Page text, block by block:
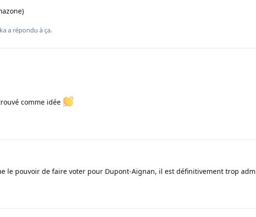
a répondu à ça.
comme idée
le pouvoir de faire voter pour Dupont-Aignan, il est définitivement trop